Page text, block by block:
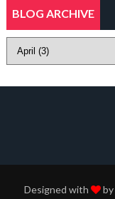
BLOG ARCHIVE
Designed with by